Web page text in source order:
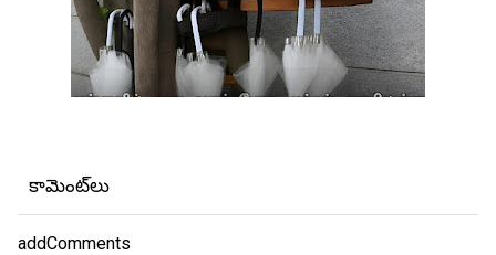
కామెంట్‌లు
addComments